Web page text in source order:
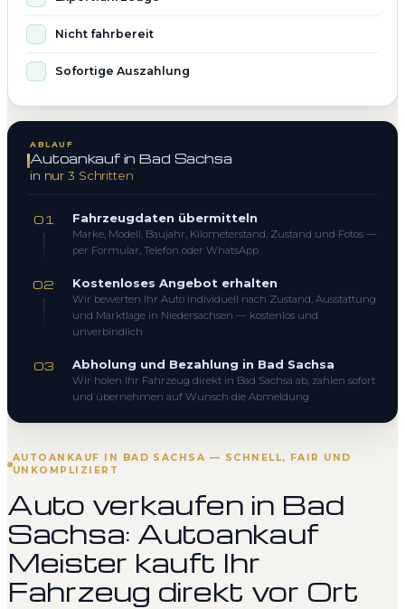
AUTOANKAUF IN BAD SACHSA — SCHNELL, FAIR UND
UNKOMPLIZIERT
Auto verkaufen in Bad
Sachsa: Autoankauf
Meister kauft Ihr
Fahrzeug direkt vor Ort
Nicht fahrbereit
Sofortige Auszahlung
ABLAUF
Autoankauf in Bad Sachsa
in nur 3 Schritten
01 Fahrzeugdaten übermitteln
Marke, Modell, Baujahr, Kilometerstand, Zustand und Fotos —
per Formular, Telefon oder WhatsApp
02 Kostenloses Angebot erhalten
Wir bewerten Ihr Auto individuell nach Zustand, Ausstattung
und Marktlage in Niedersachsen — kostenlos und
unverbindlich
03 Abholung und Bezahlung in Bad Sachsa
Wir holen Ihr Fahrzeug direkt in Bad Sachsa ab, zahlen sofort
und übernehmen auf Wunsch die Abmeldung